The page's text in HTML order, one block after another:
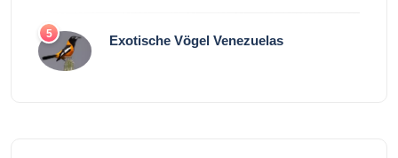
5 Exotische Vögel Venezuelas